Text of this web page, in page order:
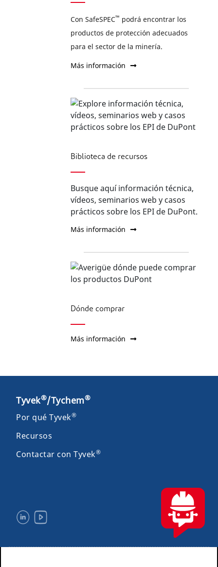
Con SafeSPEC™ podrá encontrar los
productos de protección adecuados
para el sector de la minería.
Más información
Biblioteca de recursos
Busque aquí información técnica,
vídeos, seminarios web y casos
prácticos sobre los EPI de DuPont.
Más información
Dónde comprar
Más información
Tyvek®/Tychem®
Por qué Tyvek®
Recursos
Contactar con Tyvek®